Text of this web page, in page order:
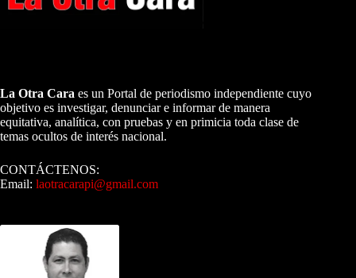
La Otra Cara es un Portal de periodismo independiente cuyo
objetivo es investigar, denunciar e informar de manera
equitativa, analítica, con pruebas y en primicia toda clase de
temas ocultos de interés nacional.
CONTÁCTENOS:
Email: laotracarapi@gmail.com